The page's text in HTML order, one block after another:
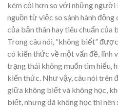
kém cỏi hơn so với những
nguồn từ việc so sánh hành
của bản thân hay tiêu chuẩn
Trong câu nói, “không biết”
có kiến thức về một vấn đề, lĩnh
trạng thái không muốn tìm hiểu,
kiến thức. Như vậy, câu nói trên
giữa không biết và không học,
biết, nhưng đã không học thì